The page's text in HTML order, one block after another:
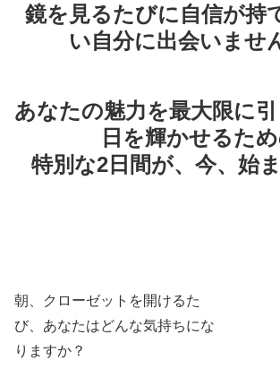
鏡を見るたびに自信が持
い自分に出会いませ
あなたの魅力を最大限に
日を輝かせるた
特別な2日間が、今、始ま
朝、クローゼットを開けるた
び、あなたはどんな気持ちにな
りますか？